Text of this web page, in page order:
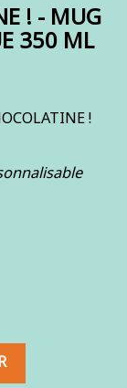
! - MUG
350 ML
!